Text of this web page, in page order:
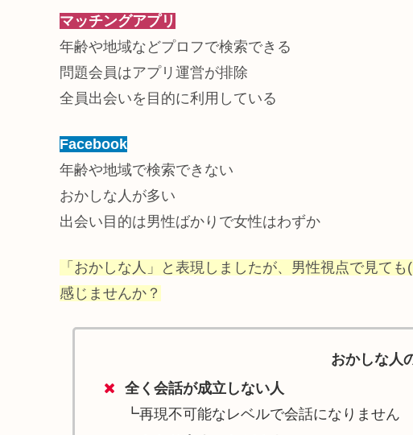
マッチングアプリ
年齢や地域などプロフで検索できる
問題会員はアプリ運営が排除
全員出会いを目的に利用している
Facebook
年齢や地域で検索できない
おかしな人が多い
出会い目的は男性ばかりで女性はわずか
「おかしな人」と表現しましたが、男性視点で見て
感じませんか？
おかしな人
全く会話が成立しない人
┗再現不可能なレベルで会話になりません